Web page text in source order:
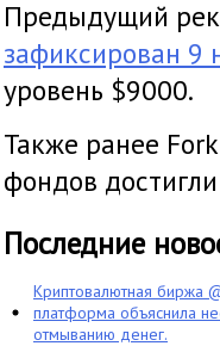
Предыдущий
зафиксирован 9
уровень $9000.
Также ранее
фондов
Последние
Криптовалютная биржа
платформа объяснила
отмыванию денег.